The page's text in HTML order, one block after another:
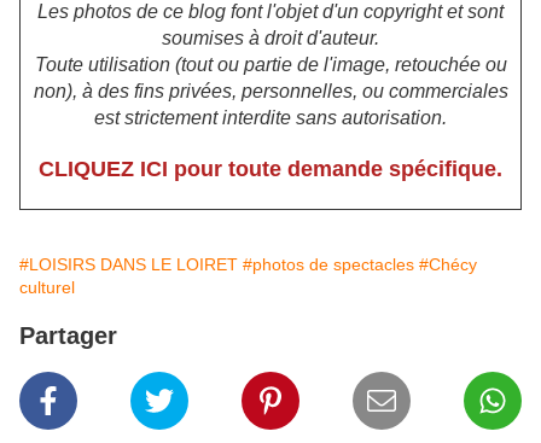
Les photos de ce blog font l'objet d'un copyright et sont
soumises à droit d'auteur.
Toute utilisation (tout ou partie de l'image, retouchée ou
non), à des fins privées, personnelles, ou commerciales
est strictement interdite sans autorisation.
CLIQUEZ ICI pour toute demande spécifique.
#LOISIRS DANS LE LOIRET #photos de spectacles #Chécy
culturel
Partager